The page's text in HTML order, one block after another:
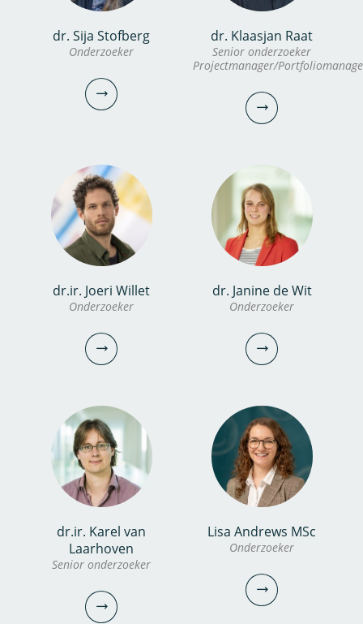
Nicolien van Aalderen
Onderzoeker
nicolien.van.aalderen@kwrwater.nl
bekijk profiel
Katja Barendse MSc
Onderzoeker
katja.barendse@kwrwater.nl
bekijk profiel
dr. Sija Stofberg
Onderzoeker
dr. Sija Stofberg
sija.stofberg@kwrwater.nl
bekijk profiel
dr. Klaasjan Raat
Senior onderzoeker
Projectmanager/
dr. Klaasjan Raat
Senior onderzoeker
Projectmanager/Portfoliomanager
030-6069555
Klaasjan.Raat@kwrwater.nl
bekijk profiel
dr.ir. Joeri Willet
Onderzoeker
dr.ir. Joeri Willet
dr. Janine de Wit
Onderzoeker
dr. Janine de Wit
Onderzoeker
dr.ir. Karel van
Laarhoven
Senior onderzoeker
Lisa Andrews MSc
Onderzoeker